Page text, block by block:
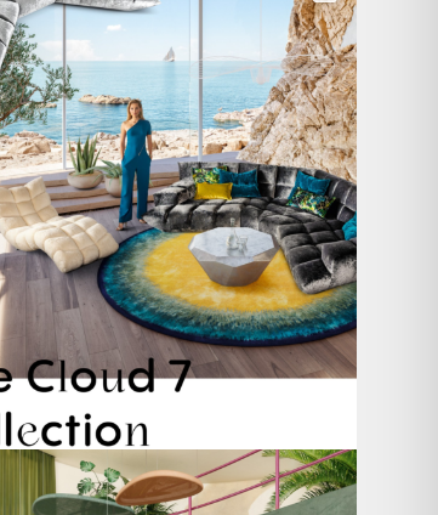
60
Take a walk on the wild side. 🐆
Anlässlich...